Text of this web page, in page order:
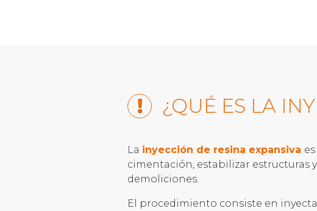
¿QUÉ ES LA
La inyección de resina expansiva
cimentación, estabilizar estructuras
demoliciones.
El procedimiento consiste en